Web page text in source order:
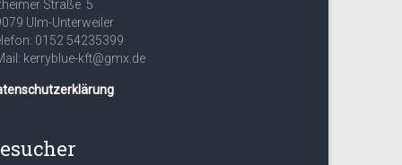
Straße 5
Ulm-Unterweiler
0152 54235399
kerryblue-kft@gmx.de